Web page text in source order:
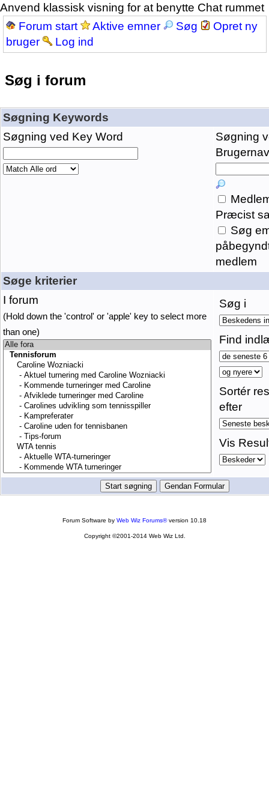
Anvend klassisk visning for at benytte Chat rummet
Forum start
Aktive emner Søg
Opret ny
bruger
Log ind
Søg i forum
Søgning Keywords
Søgning ved Key Word
Søgning
Præcist
Søg
medlem
Søge kriterier
I forum
(Hold down the 'control' or 'apple' key to select more
than one)
Søg i
Find
Sortér
efter
Vis
Forum Software by Web Wiz Forums®version 10.18
Copyright ©2001-2014 Web Wiz Ltd.